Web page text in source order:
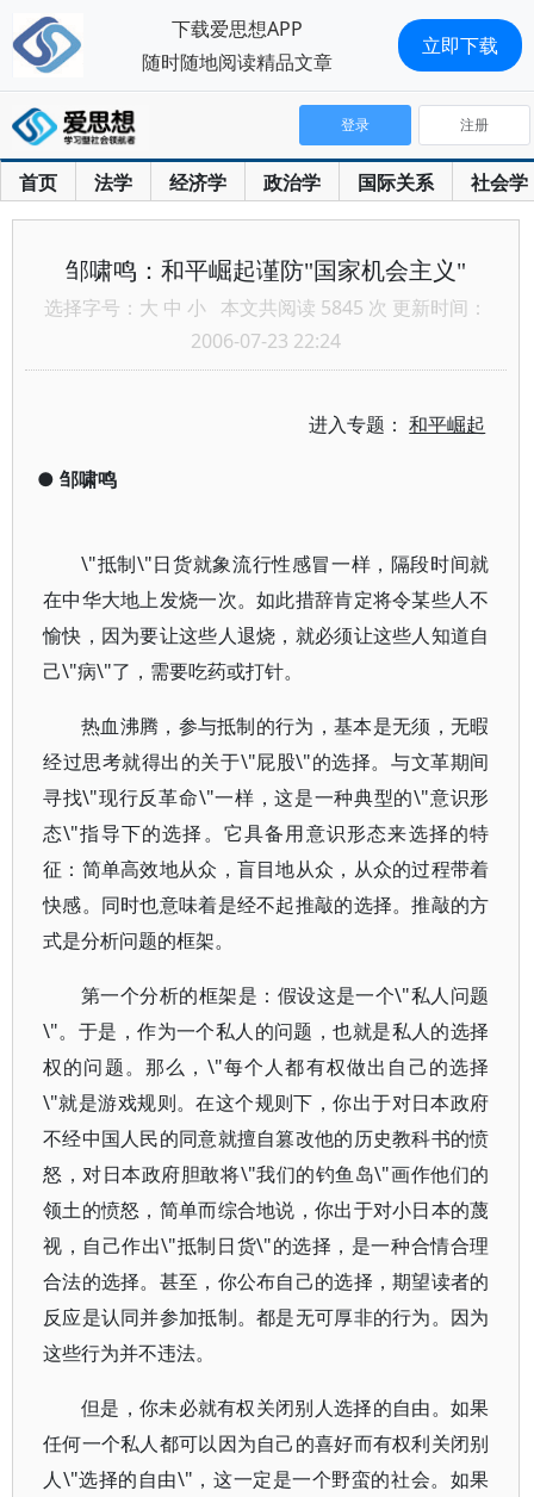
首页 法学 经济学 政治学 国际关系 社会学
登录 注册
邹啸鸣：和平崛起谨防"国家机会主义"
选择字号： 大 中 小 本文共阅读 5845 次 更新时间：
2006-07-23 22:24
进入专题：和平崛起
● 邹啸鸣
\"抵制\"日货就象流行性感冒一样，隔段时间就
在中华大地上发烧一次。如此措辞肯定将令某些人不
愉快，因为要让这些人退烧，就必须让这些人知道自
己\"病\"了，需要吃药或打针。
热血沸腾，参与抵制的行为，基本是无须，无暇
经过思考就得出的关于\"屁股\"的选择。与文革期间
寻找\"现行反革命\"一样，这是一种典型的\"意识形
态\"指导下的选择。它具备用意识形态来选择的特
征：简单高效地从众，盲目地从众，从众的过程带着
快感。同时也意味着是经不起推敲的选择。推敲的方
式是分析问题的框架。
第一个分析的框架是：假设这是一个\"私人问题
\"。于是，作为一个私人的问题，也就是私人的选择
权的问题。那么，\"每个人都有权做出自己的选择
\"就是游戏规则。在这个规则下，你出于对日本政府
不经中国人民的同意就擅自篡改他的历史教科书的愤
怒，对日本政府胆敢将\"我们的钓鱼岛\"画作他们的
领土的愤怒，简单而综合地说，你出于对小日本的蔑
视，自己作出\"抵制日货\"的选择，是一种合情合理
合法的选择。甚至，你公布自己的选择，期望读者的
反应是认同并参加抵制。都是无可厚非的行为。因为
这些行为并不违法。
但是，你未必就有权关闭别人选择的自由。如果
任何一个私人都可以因为自己的喜好而有权利关闭别
人\"选择的自由\"，这一定是一个野蛮的社会。如果
下载爱思想APP
随时随地阅读精品文章
立即下载